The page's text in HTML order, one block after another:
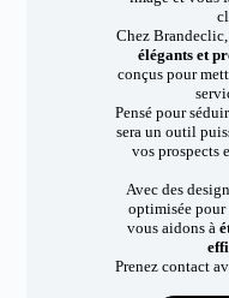
Chez
élégants et
conçus pour
Pensé pour
sera un outil
vos prospects
Avec des
optimisée pour
vous aidons à
Prenez contact